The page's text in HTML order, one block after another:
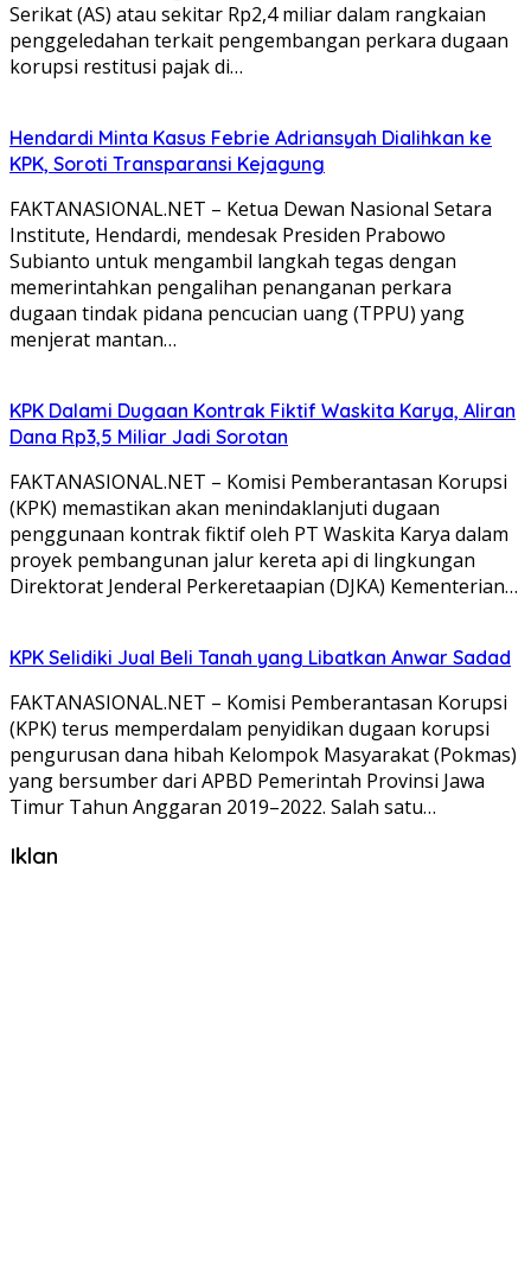
Serikat (AS) atau sekitar Rp2,4 miliar dalam rangkaian
penggeledahan terkait pengembangan perkara dugaan
korupsi restitusi pajak di…
Hendardi Minta Kasus Febrie Adriansyah Dialihkan ke
KPK, Soroti Transparansi Kejagung
FAKTANASIONAL.NET – Ketua Dewan Nasional Setara
Institute, Hendardi, mendesak Presiden Prabowo
Subianto untuk mengambil langkah tegas dengan
memerintahkan pengalihan penanganan perkara
dugaan tindak pidana pencucian uang (TPPU) yang
menjerat mantan…
KPK Dalami Dugaan Kontrak Fiktif Waskita Karya, Aliran
Dana Rp3,5 Miliar Jadi Sorotan
FAKTANASIONAL.NET – Komisi Pemberantasan Korupsi
(KPK) memastikan akan menindaklanjuti dugaan
penggunaan kontrak fiktif oleh PT Waskita Karya dalam
proyek pembangunan jalur kereta api di lingkungan
Direktorat Jenderal Perkeretaapian (DJKA) Kementerian…
KPK Selidiki Jual Beli Tanah yang Libatkan Anwar Sadad
FAKTANASIONAL.NET – Komisi Pemberantasan Korupsi
(KPK) terus memperdalam penyidikan dugaan korupsi
pengurusan dana hibah Kelompok Masyarakat (Pokmas)
yang bersumber dari APBD Pemerintah Provinsi Jawa
Timur Tahun Anggaran 2019–2022. Salah satu…
Iklan